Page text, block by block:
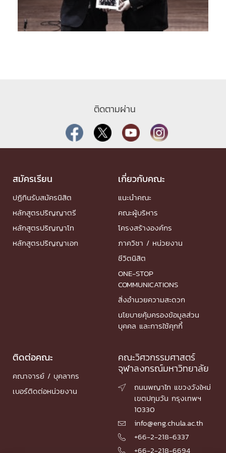
ติดตามผ่าน
สมัครเรียน
ปฏิทินรับสมัครนิสิต
หลักสูตรปริญญาตรี
หลักสูตรปริญญาโท
หลักสูตรปริญญาเอก
เกี่ยวกับคณะ
แนะนำคณะ
คณะผู้บริหาร
โครงสร้างองค์กร
ภาควิชา / หน่วยงาน
ชีวิตนิสิต
ONE-STOP
COMMUNICATIONS
สิ่งอำนวยความสะดวก
นโยบายคุ้มครองข้อมูลส่วน
บุคคล และการใช้คุกกี้
ติดต่อคณะ
คณาจารย์ / บุคลากร
เบอร์ติดต่อหน่วยงาน
คณะวิศวกรรมศาสตร์
จุฬาลงกรณ์มหาวิทยาลัย

ถนนพญาไท แขวงวังใหม่
เขตปทุมวัน กรุงเทพฯ
10330
 info@eng.chula.ac.th
 +66-2-218-6337
 +66-2-218-6694